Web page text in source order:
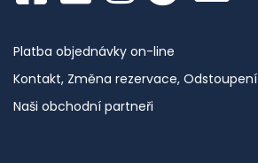
Platba objednávky on-line
Kontakt, Změna rezervace, Odstoupení
Naši obchodní partneři